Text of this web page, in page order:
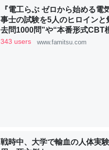
の600分の1程度。
─ニュース :: 【研究発表】昆虫学の大
論文では「淡水はカルシウムも
は」とあって面白い。海にいる
『電工らぶ ゼロから始める電
事士の試験を5人のヒロインと
去問1000問”や“本番形式CBT
べるノベルゲーム | ゲーム・エ
343 users www.famitsu.com
戦時中、大学で輸血の人体実